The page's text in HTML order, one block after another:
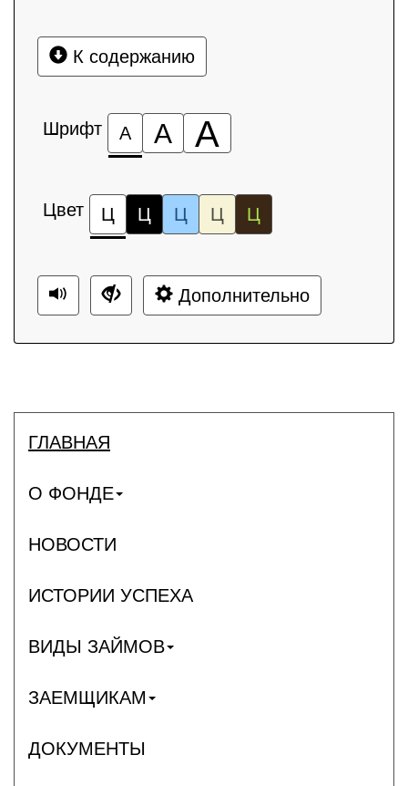
К содержанию
Шрифт А А А
Цвет Ц Ц Ц Ц Ц
Дополнительно
ГЛАВНАЯ
О ФОНДЕ
НОВОСТИ
ИСТОРИИ УСПЕХА
ВИДЫ ЗАЙМОВ
ЗАЕМЩИКАМ
ДОКУМЕНТЫ